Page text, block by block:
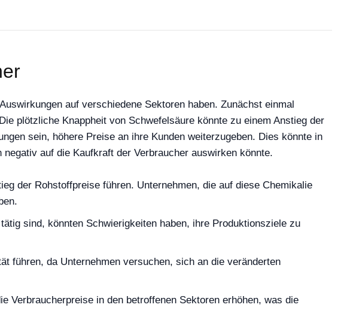
auf verschiedene Sektoren haben. Zunächst einmal
plötzliche Knappheit von Schwefelsäure könnte zu einem Anstieg der
sein, höhere Preise an ihre Kunden weiterzugeben. Dies könnte in
auf die Kaufkraft der Verbraucher auswirken könnte.
der Rohstoffpreise führen. Unternehmen, die auf diese Chemikalie
sind, könnten Schwierigkeiten haben, ihre Produktionsziele zu
führen, da Unternehmen versuchen, sich an die veränderten
Verbraucherpreise in den betroffenen Sektoren erhöhen, was die